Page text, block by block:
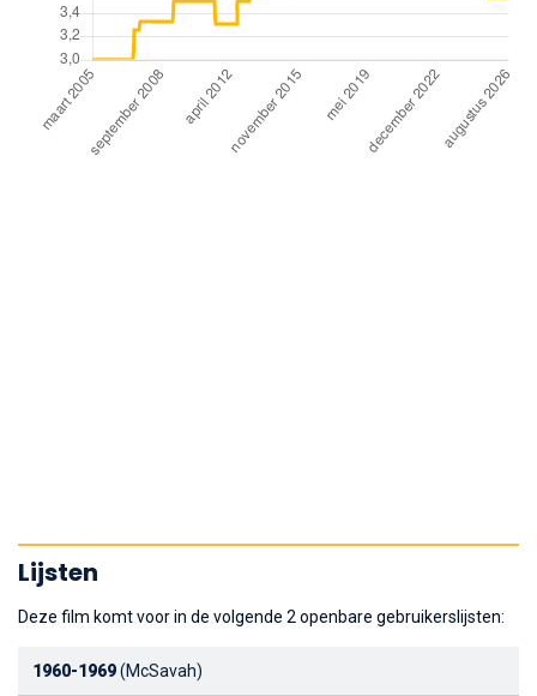
Lijsten
Deze film komt voor in de volgende 2 openbare gebruikerslijsten:
1960-1969(McSavah)